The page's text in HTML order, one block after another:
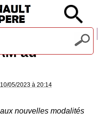
au
10/05/2023 à 20:14
nouvelles modalités